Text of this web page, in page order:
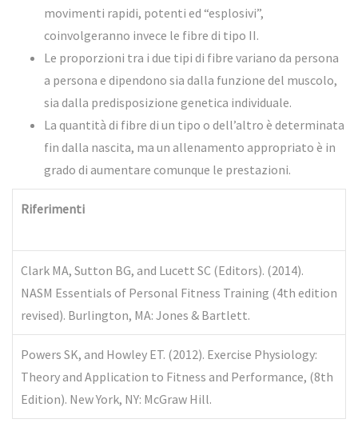
movimenti rapidi, potenti ed “esplosivi”,
coinvolgeranno invece le fibre di tipo II.
Le proporzioni tra i due tipi di fibre variano da persona
a persona e dipendono sia dalla funzione del muscolo,
sia dalla predisposizione genetica individuale.
La quantità di fibre di un tipo o dell’altro è determinata
fin dalla nascita, ma un allenamento appropriato è in
grado di aumentare comunque le prestazioni.
Riferimenti
Clark MA, Sutton BG, and Lucett SC (Editors). (2014).
NASM Essentials of Personal Fitness Training (4th edition
revised). Burlington, MA: Jones & Bartlett.
Powers SK, and Howley ET. (2012). Exercise Physiology:
Theory and Application to Fitness and Performance, (8th
Edition). New York, NY: McGraw Hill.